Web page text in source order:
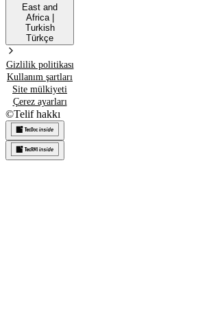
East and
Africa|
Turkish
Türkçe
Gizlilik politikası
Kullanım şartları
Site mülkiyeti
Çerez ayarları
©Telif hakkı